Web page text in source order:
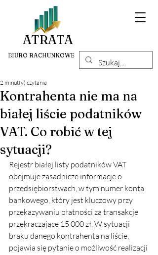
ATRATA
BIURO RACHUNKOWE
Kontrahenta nie ma na
białej liście podatników
VAT. Co robić w tej
sytuacji?
2 minut(y) czytania
Rejestr białej listy podatników VAT
obejmuje zasadnicze informacje o
przedsiębiorstwach, w tym numer konta
bankowego, który jest kluczowy przy
przekazywaniu płatności za transakcje
przekraczające 15 000 zł. W sytuacji
braku danego kontrahenta na liście,
pojawia się pytanie o możliwość realizacji